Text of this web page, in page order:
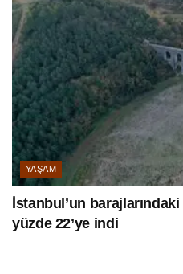
YAŞAM
İstanbul’un
yüzde 22’ye indi